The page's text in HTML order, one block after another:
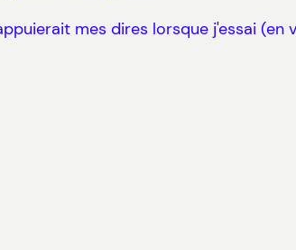
mes dires lorsque j'essai (en